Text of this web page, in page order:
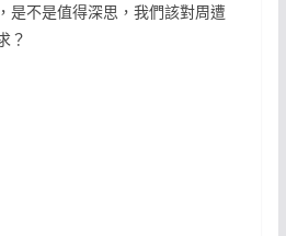
是不是值得深思，我們該對周遭
？